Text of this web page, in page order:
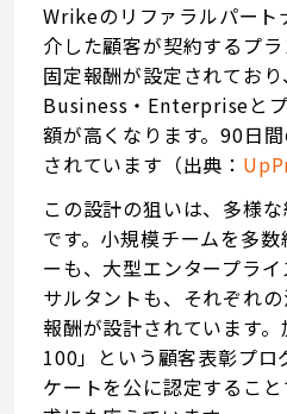
Wrikeのリファラルパート
介した顧客が契約するプ
固定報酬が設定されてお
Business・Enterpriseと
額が高くなります。90日
されています（出典：
この設計の狙いは、多様
です。小規模チームを多
ーも、大型エンタープラ
サルタントも、それぞれ
報酬が設計されています
100」という顧客表彰プロ
ケートを公に認定するこ